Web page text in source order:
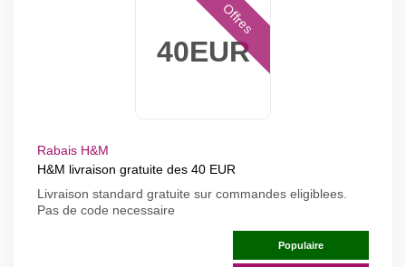
40EUR
Offres
Rabais H&M
H&M livraison gratuite des 40 EUR
Livraison standard gratuite sur commandes eligiblees.
Pas de code necessaire
Populaire